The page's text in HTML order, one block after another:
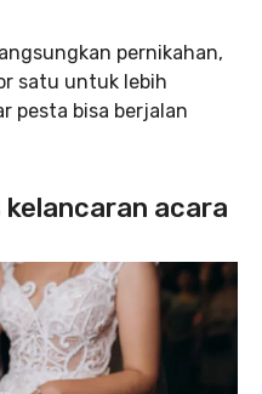
pernikahan,
satu untuk lebih
pesta bisa berjalan
acara